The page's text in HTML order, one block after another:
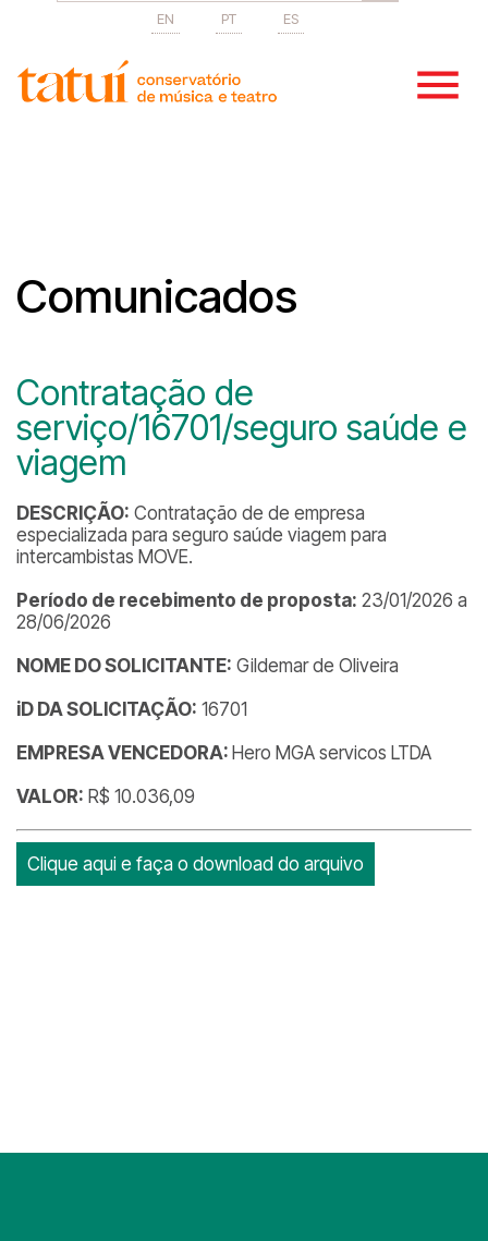
EN PT ES
Comunicados
Contratação de
serviço/16701/seguro saúde e
viagem
DESCRIÇÃO: Contratação de de empresa
especializada para seguro saúde viagem para
intercambistas MOVE.
Período de recebimento de proposta: 23/01/2026 a
28/06/2026
NOME DO SOLICITANTE: Gildemar de Oliveira
iD DA SOLICITAÇÃO: 16701
EMPRESA VENCEDORA: Hero MGA servicos LTDA
VALOR: R$ 10.036,09
Clique aqui e faça o download do arquivo